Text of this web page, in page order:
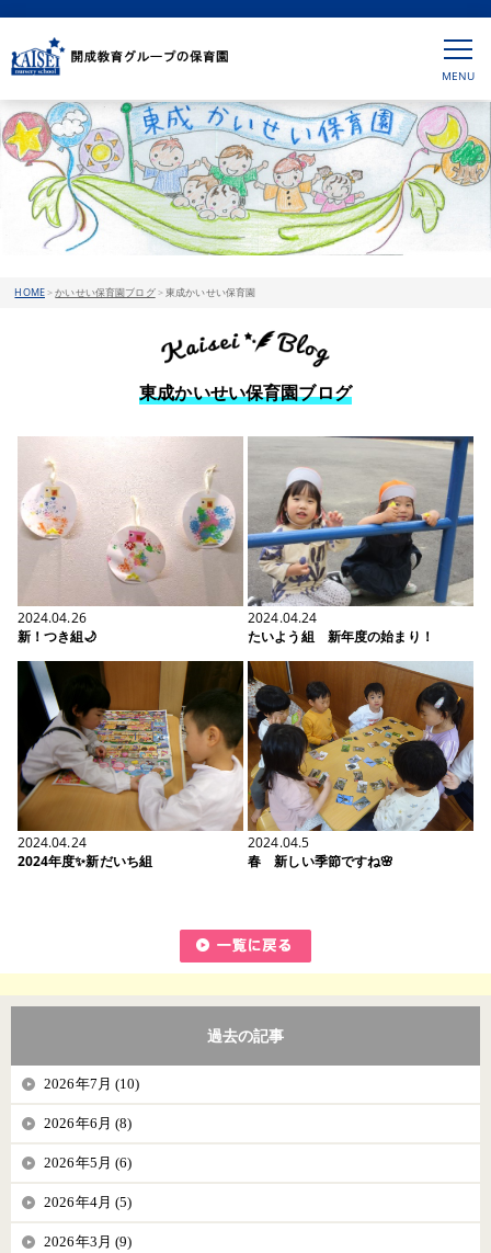
HOME>かいせい保育園ブログ>東成かいせい保育園
東成かいせい保育園ブログ
2024.04.26
新！つき組🌙
2024.04.24
たいよう組 新年度の始まり！
2024.04.24
2024年度✨新だいち組
2024.04.5
春 新しい季節ですね🌸
過去の記事
2026年7月 (10)
2026年6月 (8)
2026年5月 (6)
2026年4月 (5)
2026年3月 (9)